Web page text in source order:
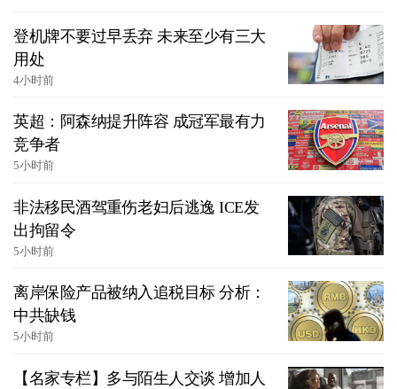
登机牌不要过早丢弃 未来至少有三大
用处
4小时前
英超：阿森纳提升阵容 成冠军最有力
竞争者
5小时前
非法移民酒驾重伤老妇后逃逸 ICE发
出拘留令
5小时前
离岸保险产品被纳入追税目标 分析：
中共缺钱
5小时前
【名家专栏】多与陌生人交谈 增加人